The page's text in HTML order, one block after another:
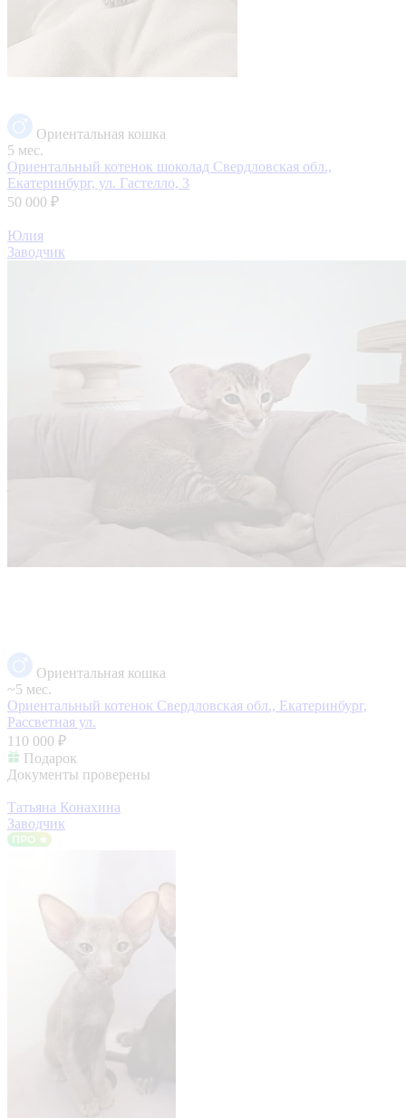
Ориентальная кошка
5 мес.
Ориентальный котенок шоколад Свердловская обл.,
Екатеринбург, ул. Гастелло, 3
50 000 ₽
Юлия
Заводчик
Ориентальная кошка
~5 мес.
Ориентальный котенок Свердловская обл., Екатеринбург,
Рассветная ул.
110 000 ₽
Подарок
Документы проверены
Татьяна Конахина
Заводчик